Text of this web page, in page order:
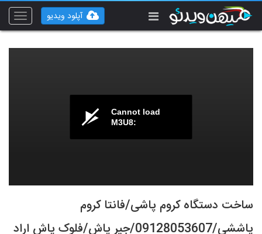
Toggle
آپلود ویدیو
Cannot load
M3U8:
ساخت دستگاه کروم پاشی/فانتا کروم
پاششی/09128053607/جیر پاش/فلوک پاش اراد